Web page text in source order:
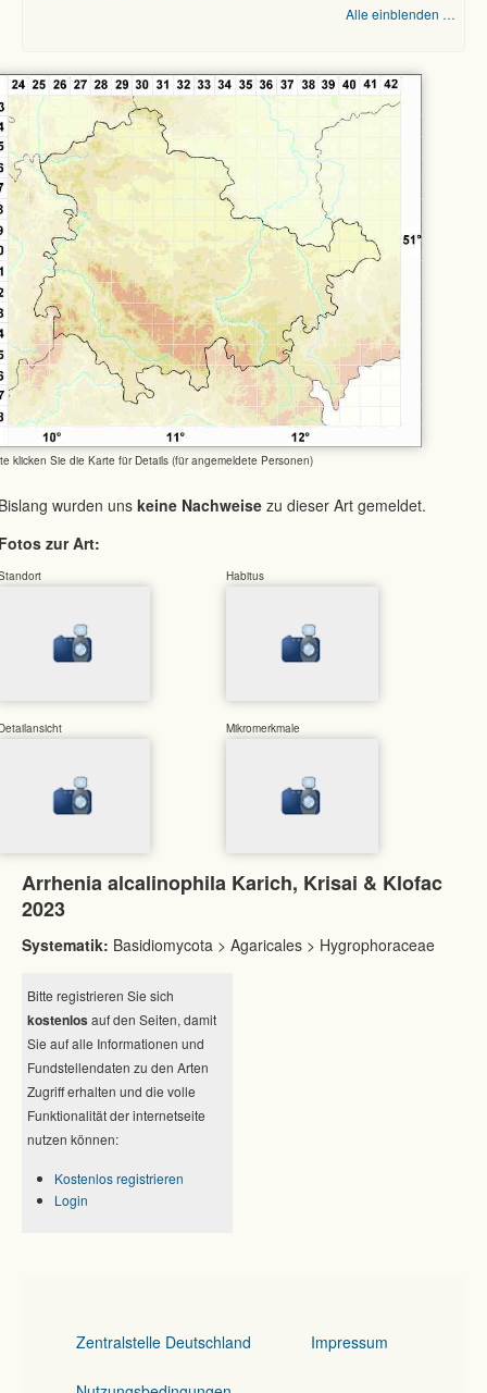
Alle einblenden …
klicken Sie die Karte für Details (für angemeldete Personen)
wurden uns keine Nachweise zu dieser Art gemeldet.
zur Art:
Habitus
Mikromerkmale
Arrhenia alcalinophila Karich, Krisai & Klofac
2023
Systematik: Basidiomycota > Agaricales > Hygrophoraceae
Bitte registrieren Sie sich
kostenlos auf den Seiten, damit
Sie auf alle Informationen und
Fundstellendaten zu den Arten
Zugriff erhalten und die volle
Funktionalität der internetseite
nutzen können:
Kostenlos registrieren
Login
Zentralstelle Deutschland Impressum